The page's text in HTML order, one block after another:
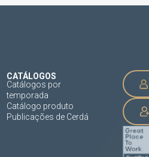
CATÁLOGOS
Catálogos por
temporada
Catálogo produto
Publicações de Cerdá